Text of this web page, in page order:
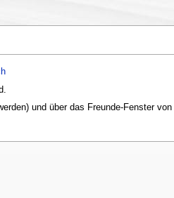
und über das Freunde-Fenster von